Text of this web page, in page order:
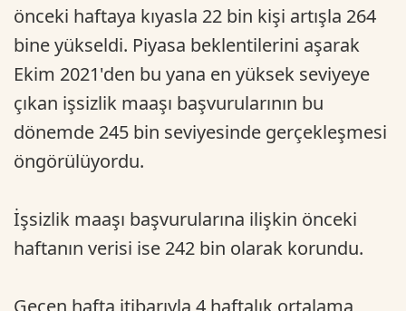
önceki haftaya kıyasla 22 bin kişi artışla 264
bine yükseldi. Piyasa beklentilerini aşarak
Ekim 2021'den bu yana en yüksek seviyeye
çıkan işsizlik maaşı başvurularının bu
dönemde 245 bin seviyesinde gerçekleşmesi
öngörülüyordu.
İşsizlik maaşı başvurularına ilişkin önceki
haftanın verisi ise 242 bin olarak korundu.
Geçen hafta itibarıyla 4 haftalık ortalama